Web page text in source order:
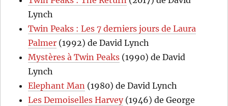
Lynch
Twin Peaks : Les 7 derniers jours de Laura
Palmer (1992) de David Lynch
Mystères à Twin Peaks (1990) de David
Lynch
Elephant Man (1980) de David Lynch
Les Demoiselles Harvey(1946) de George